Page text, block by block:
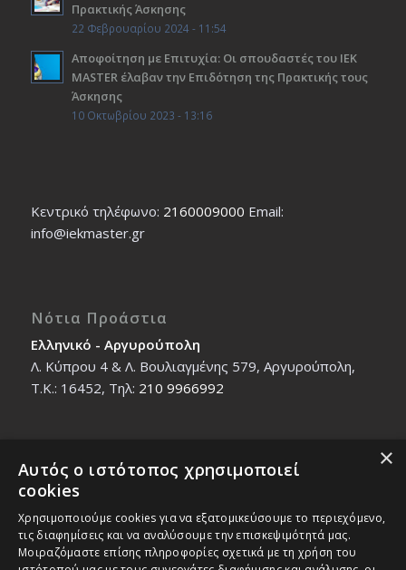
Πρακτικής Άσκησης
22 Φεβρουαρίου 2024 - 11:54
Αποφοίτηση με Επιτυχία: Οι σπουδαστές του ΙΕΚ
ΜΑSTER έλαβαν την Επιδότηση της Πρακτικής τους
Άσκησης
10 Οκτωβρίου 2023 - 13:16
Κεντρικό τηλέφωνο: 2160009000 Εmail:
info@iekmaster.gr
Νότια Προάστια
Ελληνικό - Αργυρούπολη
Λ. Κύπρου 4 & Λ. Βουλιαγμένης 579, Αργυρούπολη,
T.K.: 16452, Τηλ: 210 9966992
Βόρεια Προάστια
Νέο Ηράκλειο - Μαρούσι
Ζαλοκώστα 18 & Εμμανουήλ Παπαδάκη 12, T.K.:
14121, Τηλ:210 2712588
×
Αυτός ο ιστότοπος χρησιμοποιεί
cookies
Χρησιμοποιούμε cookies για να εξατομικεύσουμε το περιεχόμενο,
τις διαφημίσεις και να αναλύσουμε την επισκεψιμότητά μας.
Μοιραζόμαστε επίσης πληροφορίες σχετικά με τη χρήση του